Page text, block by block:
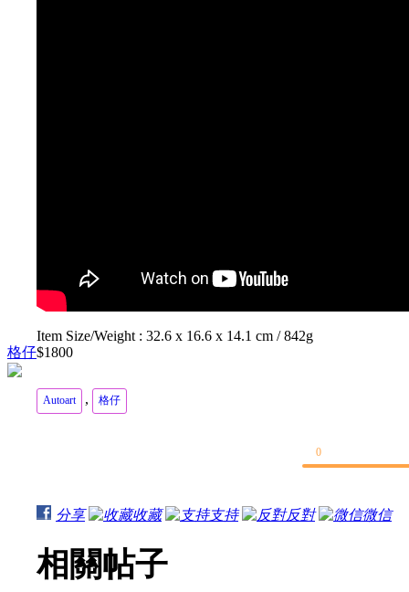
格仔
Item Size/Weight : 32.6 x 16.6 x 14.1 cm / 842g
$1800
Autoart , 格仔
0
分享 收藏 支持 反對 微信
相關帖子